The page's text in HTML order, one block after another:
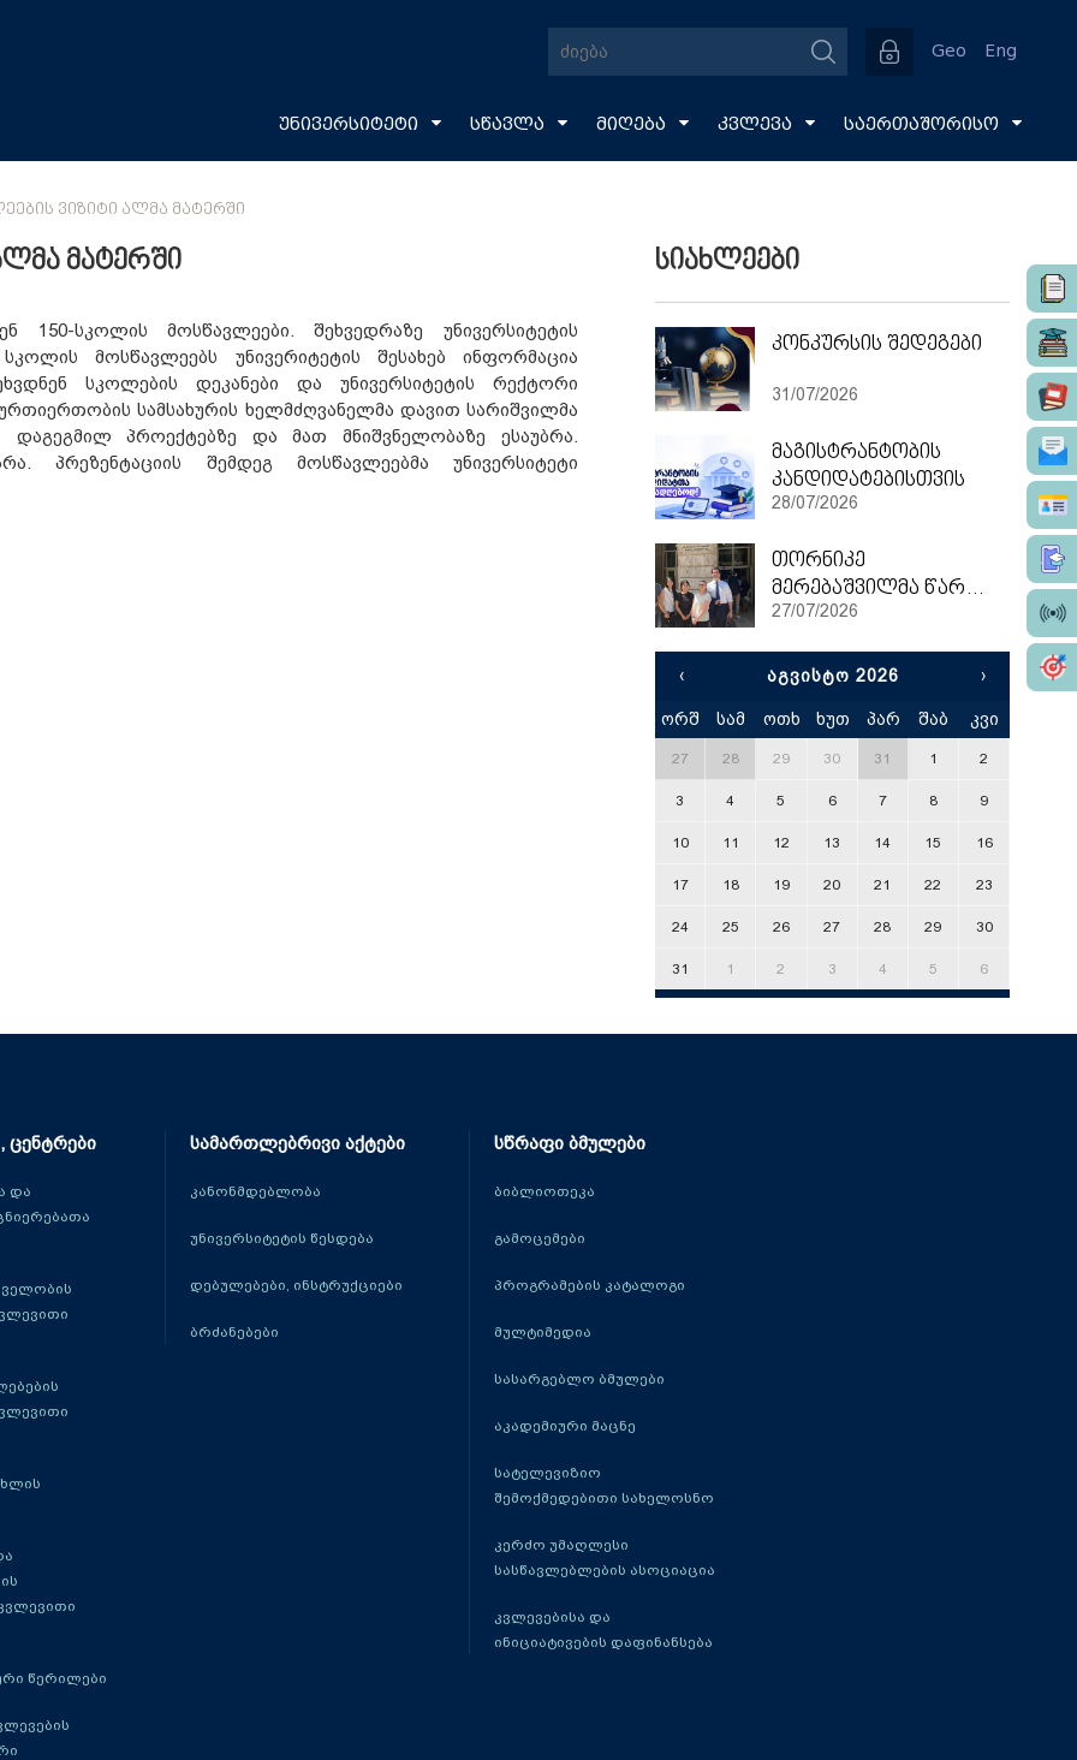
Geo Eng
უნივერსიტეტი სწავლა მიღება კვლევა საერთაშორისო
ᲕᲘᲖᲘᲢᲘ ᲐᲚᲛᲐ ᲛᲐᲢᲔᲠᲨᲘ
მატერში
150-სკოლის მოსწავლეები. შეხვედრაზე უნივერსიტეტის
მოსწავლეებს უნივერიტეტის შესახებ ინფორმაცია
სკოლების დეკანები და უნივერსიტეტის რექტორი
სამსახურის ხელმძღვანელმა დავით სარიშვილმა
პროექტებზე და მათ მნიშვნელობაზე ესაუბრა.
პრეზენტაციის შემდეგ მოსწავლეებმა უნივერსიტეტი
სიახლეები
კონკურსის შედეგები
31/07/2026
მაგისტრანტობის
კანდიდატებისთვის
28/07/2026
თორნიკე
მერებაშვილმა წარჩინებით დაასრულა ეტვოშ ლორანის უნივერსიტეტის სამაგისტრო პროგრამა
27/07/2026
‹ ᲐᲒᲕᲘᲡᲢᲝ 2026 ›
ორშ სამ ოთხ ხუთ პარ შაბ კვი
27 28 29 30 31 1 2
3 4 5 6 7 8 9
10 11 12 13 14 15 16
17 18 19 20 21 22 23
24 25 26 27 28 29 30
31 1 2 3 4 5 6
ცენტრები
და
წერილები
სამართლებრივი აქტები
კანონმდებლობა
უნივერსიტეტის წესდება
დებულებები, ინსტრუქციები
ბრძანებები
სწრაფი ბმულები
ბიბლიოთეკა
გამოცემები
პროგრამების კატალოგი
მულტიმედია
სასარგებლო ბმულები
აკადემიური მაცნე
სატელევიზიო
შემოქმედებითი სახელოსნო
კერძო უმაღლესი
სასწავლებლების ასოციაცია
კვლევებისა და
ინიციატივების დაფინანსება